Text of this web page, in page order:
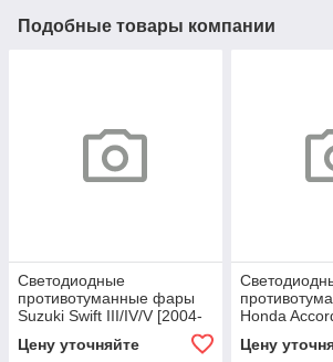
Подобные товары компании
Светодиодные
противотуманные фары
Suzuki Swift III/IV/V [2004-
Цену уточняйте
Honda
Premium
Цену